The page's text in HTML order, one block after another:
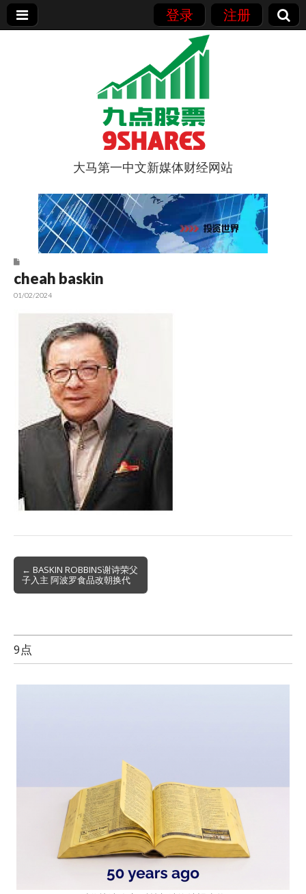
登录 注册
9点股票
大马第一中文新媒体财经网站
cheah baskin
01/02/2024
Post
navigation
← BASKIN ROBBINS谢诗荣父
子入主 阿波罗食品改朝换代
9点